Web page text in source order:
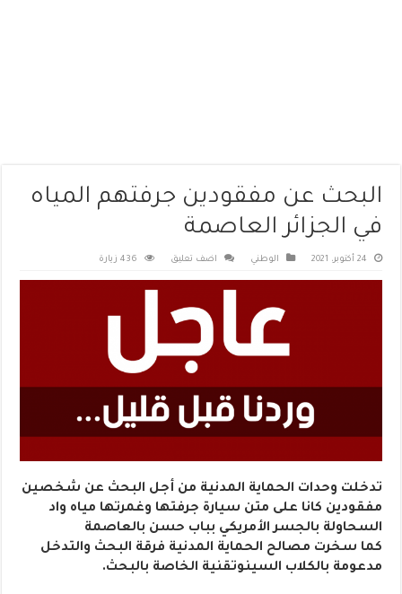
البحث عن مفقودين جرفتهم المياه
في الجزائر العاصمة
24 أكتوبر، 2021 الوطني اضف تعليق 436 زيارة
تدخلت وحدات الحماية المدنية من أجل البحث عن شخصين
مفقودين كانا على متن سيارة جرفتها وغمرتها مياه واد
السحاولة بالجسر الأمريكي بباب حسن بالعاصمة
كما سخرت مصالح الحماية المدنية فرقة البحث والتدخل
مدعومة بالكلاب السينوتقنية الخاصة بالبحث.